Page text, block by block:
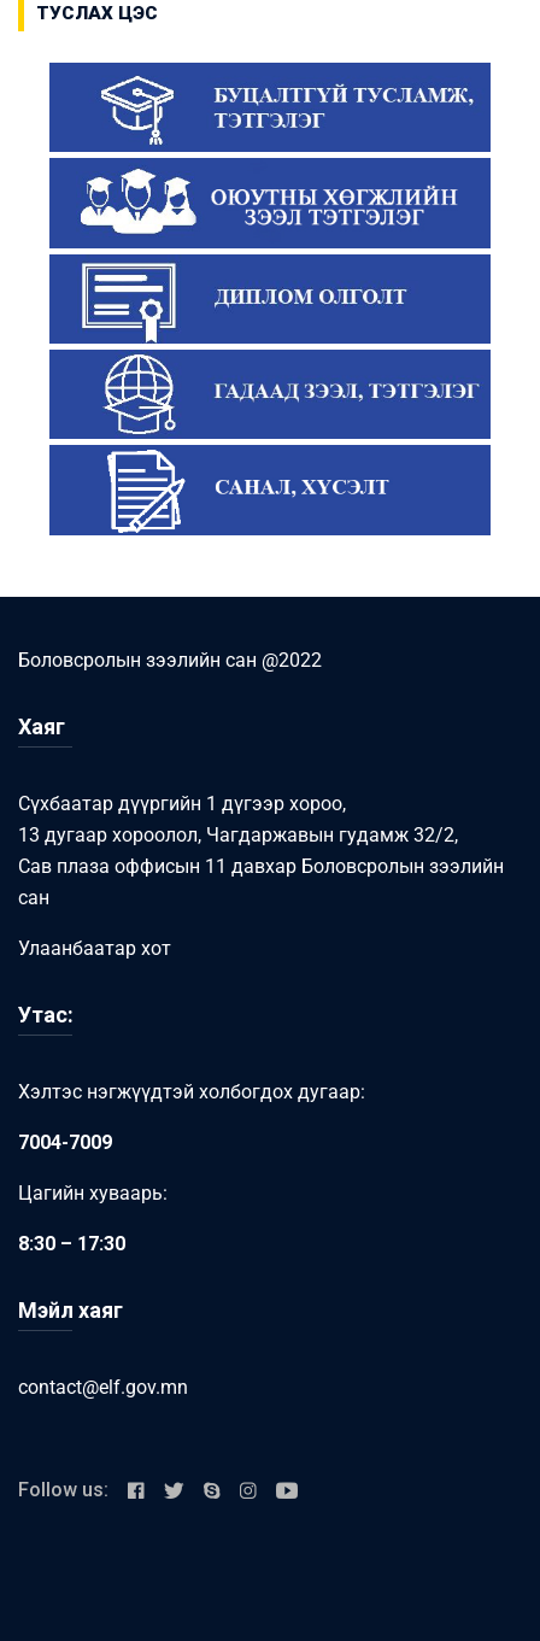
ТУСЛАХ ЦЭС
Боловсролын зээлийн сан @2022
Хаяг
Сүхбаатар дүүргийн 1 дүгээр хороо,
13 дугаар хороолол, Чагдаржавын гудамж 32/2,
Сав плаза оффисын 11 давхар Боловсролын зээлийн
сан
Улаанбаатар хот
Утас:
Хэлтэс нэгжүүдтэй холбогдох дугаар:
7004-7009
Цагийн хуваарь:
8:30 – 17:30
Мэйл хаяг
contact@elf.gov.mn
Follow us: